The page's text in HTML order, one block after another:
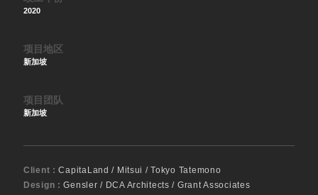
2020
项目地区
新加坡
项目团队
新加坡
Client :CapitaLand / Mitsui / Tokyo Tatemono
Design :Gensler / DCA Architects / Grant Associates